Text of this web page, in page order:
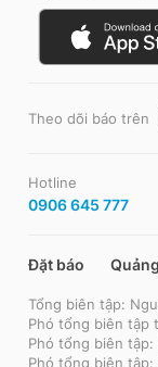
Theo dõi báo trên
Hotline
0906 645 777
Đặt báo
Tổng biên tập:
Phó tổng biên tập
Phó tổng biên tập:
Phó tổng biên tập: